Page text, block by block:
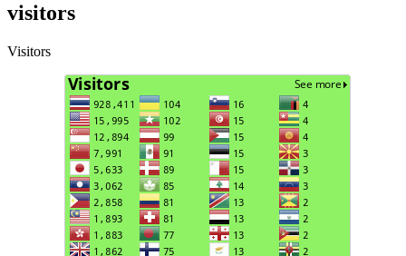
visitors
Visitors